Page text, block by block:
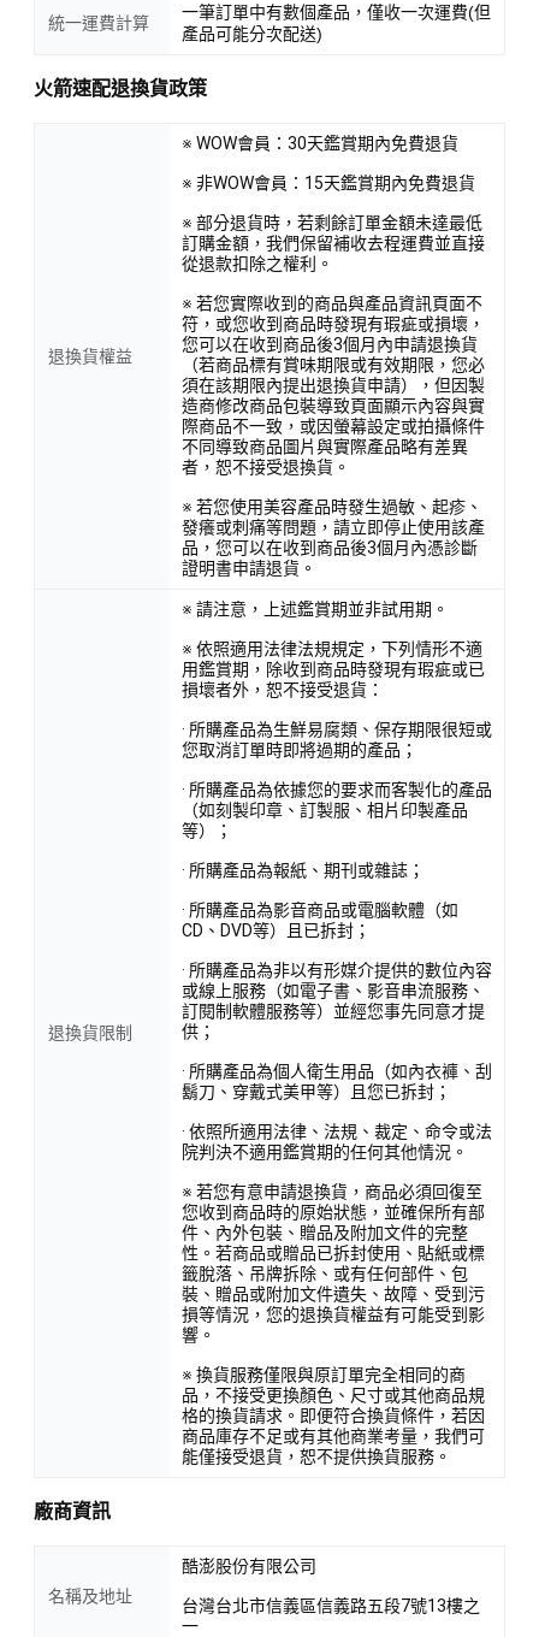
統一運費計算
一筆訂單中有數個產品，僅收一次運費(但
產品可能分次配送)
火箭速配退換貨政策
退換貨權益
※ WOW會員：30天鑑賞期內免費退貨
※ 非WOW會員：15天鑑賞期內免費退貨
※ 部分退貨時，若剩餘訂單金額未達最低
訂購金額，我們保留補收去程運費並直接
從退款扣除之權利。
※ 若您實際收到的商品與產品資訊頁面不
符，或您收到商品時發現有瑕疵或損壞，
您可以在收到商品後3個月內申請退換貨
（若商品標有賞味期限或有效期限，您必
須在該期限內提出退換貨申請），但因製
造商修改商品包裝導致頁面顯示內容與實
際商品不一致，或因螢幕設定或拍攝條件
不同導致商品圖片與實際產品略有差異
者，恕不接受退換貨。
※ 若您使用美容產品時發生過敏、起疹、
發癢或刺痛等問題，請立即停止使用該產
品，您可以在收到商品後3個月內憑診斷
證明書申請退貨。
退換貨限制
※ 請注意，上述鑑賞期並非試用期。
※ 依照適用法律法規規定，下列情形不適
用鑑賞期，除收到商品時發現有瑕疵或已
損壞者外，恕不接受退貨：
· 所購產品為生鮮易腐類、保存期限很短或
您取消訂單時即將過期的產品；
· 所購產品為依據您的要求而客製化的產品
（如刻製印章、訂製服、相片印製產品
等）；
· 所購產品為報紙、期刊或雜誌；
· 所購產品為影音商品或電腦軟體（如
CD、DVD等）且已拆封；
· 所購產品為非以有形媒介提供的數位內容
或線上服務（如電子書、影音串流服務、
訂閱制軟體服務等）並經您事先同意才提
供；
· 所購產品為個人衛生用品（如內衣褲、刮
鬍刀、穿戴式美甲等）且您已拆封；
· 依照所適用法律、法規、裁定、命令或法
院判決不適用鑑賞期的任何其他情況。
※ 若您有意申請退換貨，商品必須回復至
您收到商品時的原始狀態，並確保所有部
件、內外包裝、贈品及附加文件的完整
性。若商品或贈品已拆封使用、貼紙或標
籤脫落、吊牌拆除、或有任何部件、包
裝、贈品或附加文件遺失、故障、受到污
損等情況，您的退換貨權益有可能受到影
響。
※ 換貨服務僅限與原訂單完全相同的商
品，不接受更換顏色、尺寸或其他商品規
格的換貨請求。即便符合換貨條件，若因
商品庫存不足或有其他商業考量，我們可
能僅接受退貨，恕不提供換貨服務。
廠商資訊
名稱及地址
酷澎股份有限公司
台灣台北市信義區信義路五段7號13樓之
一